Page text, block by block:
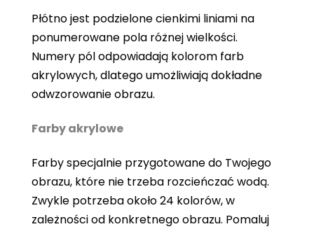
Płótno jest podzielone cienkimi liniami na
ponumerowane pola różnej wielkości.
Numery pól odpowiadają kolorom farb
akrylowych, dlatego umożliwiają dokładne
odwzorowanie obrazu.
Farby akrylowe
Farby specjalnie przygotowane do Twojego
obrazu, które nie trzeba rozcieńczać wodą.
Zwykle potrzeba około 24 kolorów, w
zależności od konkretnego obrazu. Pomaluj